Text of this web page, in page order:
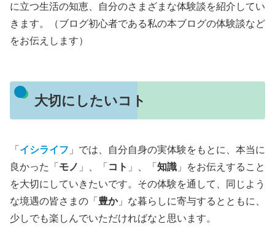
に立つ生活の知恵、自分のさまざまな体験談を紹介してい
きます。（ブログ初心者である私の本ブログの体験談など
をお伝えします）
大切にしたいコト
「 イシライフ 」では、自分自身の実体験をもとに、本当に
良かった「 モノ 」、「 コト 」、「 知識 」をお伝えすること
を大切にしていきたいです。その体験を通して、同じよう
な境遇の皆さまの「 豊か」な暮らしに寄与するとともに、
少しでも楽しんでいただければなと思います。